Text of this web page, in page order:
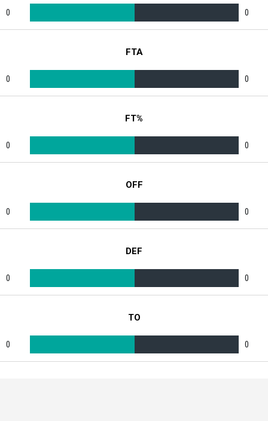
0 0
FTA
0 0
FT%
0 0
OFF
0 0
DEF
0 0
TO
0 0